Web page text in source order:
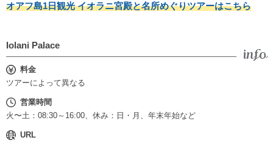
オアフ島1日観光 イオラニ宮殿と名所めぐりツアーはこちら
Iolani Palace
料金
ツアーによって異なる
営業時間
火〜土：08:30～16:00、休み：日・月、年末年始など
URL